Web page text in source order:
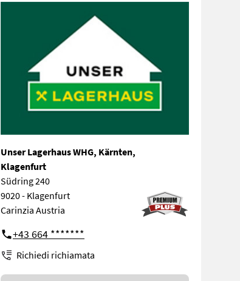
Unser Lagerhaus WHG, Kärnten,
Klagenfurt
Südring 240
9020 - Klagenfurt
Carinzia Austria
+43 664 *******
Richiedi richiamata